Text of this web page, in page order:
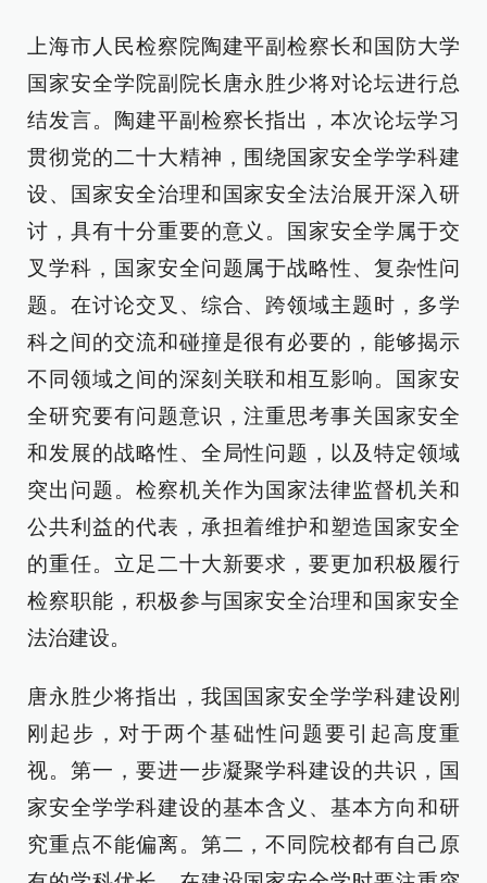
上海市人民检察院陶建平副检察长和国防大学
国家安全学院副院长唐永胜少将对论坛进行总
结发言。陶建平副检察长指出，本次论坛学习
贯彻党的二十大精神，围绕国家安全学学科建
设、国家安全治理和国家安全法治展开深入研
讨，具有十分重要的意义。国家安全学属于交
叉学科，国家安全问题属于战略性、复杂性问
题。在讨论交叉、综合、跨领域主题时，多学
科之间的交流和碰撞是很有必要的，能够揭示
不同领域之间的深刻关联和相互影响。国家安
全研究要有问题意识，注重思考事关国家安全
和发展的战略性、全局性问题，以及特定领域
突出问题。检察机关作为国家法律监督机关和
公共利益的代表，承担着维护和塑造国家安全
的重任。立足二十大新要求，要更加积极履行
检察职能，积极参与国家安全治理和国家安全
法治建设。
唐永胜少将指出，我国国家安全学学科建设刚
刚起步，对于两个基础性问题要引起高度重
视。第一，要进一步凝聚学科建设的共识，国
家安全学学科建设的基本含义、基本方向和研
究重点不能偏离。第二，不同院校都有自己原